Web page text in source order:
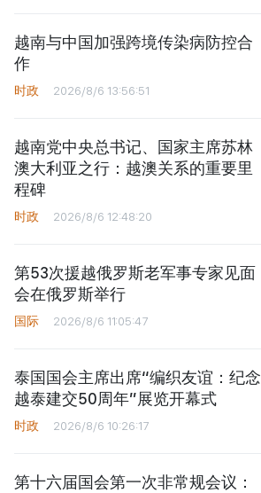
越南与中国加强跨境传染病防控合
作
时政 2026/8/6 13:56:51
越南党中央总书记、国家主席苏林
澳大利亚之行：越澳关系的重要里
程碑
时政 2026/8/6 12:48:20
第53次援越俄罗斯老军事专家见面
会在俄罗斯举行
国际 2026/8/6 11:05:47
泰国国会主席出席“编织友谊：纪念
越泰建交50周年”展览开幕式
时政 2026/8/6 10:26:17
第十六届国会第一次非常规会议：